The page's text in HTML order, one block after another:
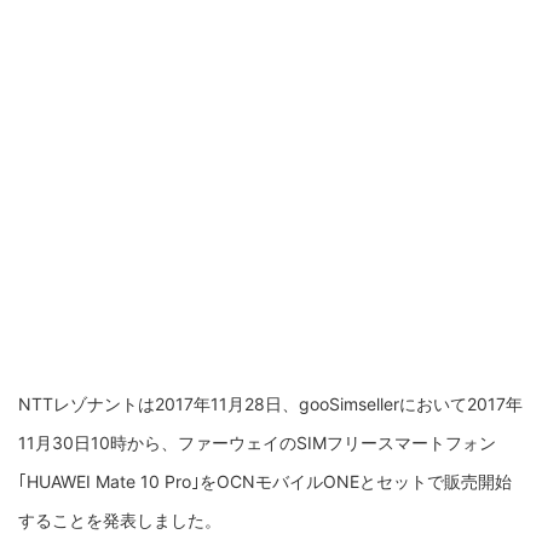
NTTレゾナントは2017年11月28日、gooSimsellerにおいて2017年
11月30日10時から、ファーウェイのSIMフリースマートフォン
｢HUAWEI Mate 10 Pro｣をOCNモバイルONEとセットで販売開始
することを発表しました。